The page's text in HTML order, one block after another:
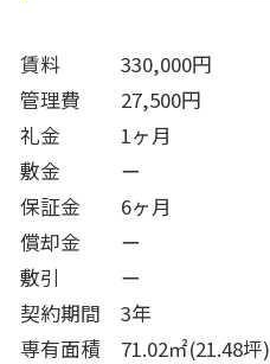
賃料 330,000円
管理費 27,500円
礼金 1ヶ月
敷金 ー
保証金 6ヶ月
償却金 ー
敷引 ー
契約期間 3年
専有面積 71.02㎡(21.48坪)